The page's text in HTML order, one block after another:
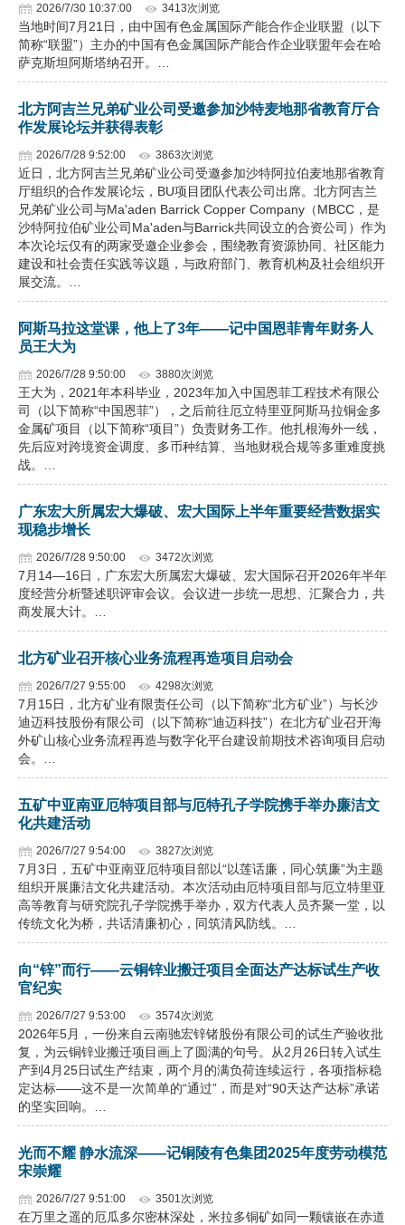
2026/7/30 10:37:00 3413次浏览
当地时间7月21日，由中国有色金属国际产能合作企业联盟（以下
简称“联盟”）主办的中国有色金属国际产能合作企业联盟年会在哈
萨克斯坦阿斯塔纳召开。…
北方阿吉兰兄弟矿业公司受邀参加沙特麦地那省教育厅合
作发展论坛并获得表彰
2026/7/28 9:52:00 3863次浏览
近日，北方阿吉兰兄弟矿业公司受邀参加沙特阿拉伯麦地那省教育
厅组织的合作发展论坛，BU项目团队代表公司出席。北方阿吉兰
兄弟矿业公司与Ma'aden Barrick Copper Company（MBCC，是
沙特阿拉伯矿业公司Ma'aden与Barrick共同设立的合资公司）作为
本次论坛仅有的两家受邀企业参会，围绕教育资源协同、社区能力
建设和社会责任实践等议题，与政府部门、教育机构及社会组织开
展交流。…
阿斯马拉这堂课，他上了3年——记中国恩菲青年财务人
员王大为
2026/7/28 9:50:00 3880次浏览
王大为，2021年本科毕业，2023年加入中国恩菲工程技术有限公
司（以下简称“中国恩菲”），之后前往厄立特里亚阿斯马拉铜金多
金属矿项目（以下简称“项目”）负责财务工作。他扎根海外一线，
先后应对跨境资金调度、多币种结算、当地财税合规等多重难度挑
战。…
广东宏大所属宏大爆破、宏大国际上半年重要经营数据实
现稳步增长
2026/7/28 9:50:00 3472次浏览
7月14—16日，广东宏大所属宏大爆破、宏大国际召开2026年半年
度经营分析暨述职评审会议。会议进一步统一思想、汇聚合力，共
商发展大计。…
北方矿业召开核心业务流程再造项目启动会
2026/7/27 9:55:00 4298次浏览
7月15日，北方矿业有限责任公司（以下简称“北方矿业”）与长沙
迪迈科技股份有限公司（以下简称“迪迈科技”）在北方矿业召开海
外矿山核心业务流程再造与数字化平台建设前期技术咨询项目启动
会。…
五矿中亚南亚厄特项目部与厄特孔子学院携手举办廉洁文
化共建活动
2026/7/27 9:54:00 3827次浏览
7月3日，五矿中亚南亚厄特项目部以“以莲话廉，同心筑廉”为主题
组织开展廉洁文化共建活动。本次活动由厄特项目部与厄立特里亚
高等教育与研究院孔子学院携手举办，双方代表人员齐聚一堂，以
传统文化为桥，共话清廉初心，同筑清风防线。…
向“锌”而行——云铜锌业搬迁项目全面达产达标试生产收
官纪实
2026/7/27 9:53:00 3574次浏览
2026年5月，一份来自云南驰宏锌锗股份有限公司的试生产验收批
复，为云铜锌业搬迁项目画上了圆满的句号。从2月26日转入试生
产到4月25日试生产结束，两个月的满负荷连续运行，各项指标稳
定达标——这不是一次简单的“通过”，而是对“90天达产达标”承诺
的坚实回响。…
光而不耀 静水流深——记铜陵有色集团2025年度劳动模范
宋崇耀
2026/7/27 9:51:00 3501次浏览
在万里之遥的厄瓜多尔密林深处，米拉多铜矿如同一颗镶嵌在赤道